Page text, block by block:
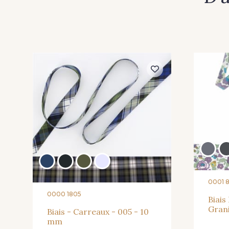
0000 1805
Biais - Carreaux - 005 - 10
mm
0001